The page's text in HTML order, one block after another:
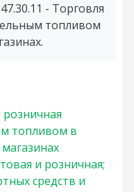
- Торговля
топливом
топливом в
и розничная;
средств и